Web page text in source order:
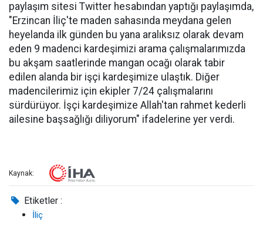
paylaşım sitesi Twitter hesabından yaptığı paylaşımda,
"Erzincan İliç'te maden sahasında meydana gelen
heyelanda ilk günden bu yana aralıksız olarak devam
eden 9 madenci kardeşimizi arama çalışmalarımızda
bu akşam saatlerinde mangan ocağı olarak tabir
edilen alanda bir işçi kardeşimize ulaştık. Diğer
madencilerimiz için ekipler 7/24 çalışmalarını
sürdürüyor. İşçi kardeşimize Allah'tan rahmet kederli
ailesine başsağlığı diliyorum" ifadelerine yer verdi.
Kaynak:
Etiketler :
İliç